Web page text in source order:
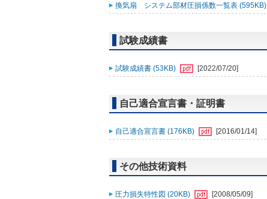
換気扇 システム部材圧損係数一覧表 (595KB)
試験成績書
試験成績書 (53KB) [2022/07/20]
自己適合宣言書・証明書
自己適合宣言書 (176KB) [2016/01/14]
その他技術資料
圧力損失特性図 (20KB) [2008/05/09]